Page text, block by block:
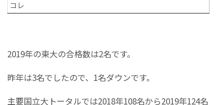
コレ
2019年の東大の合格数は2名です。
昨年は3名でしたので、1名ダウンです。
主要国立大トータルでは2018年108名から2019年124名